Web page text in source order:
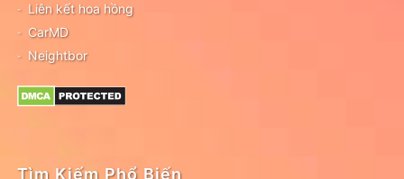
Liên kết hoa hồng
CarMD
Neightbor
Tìm Kiếm Phổ Biến